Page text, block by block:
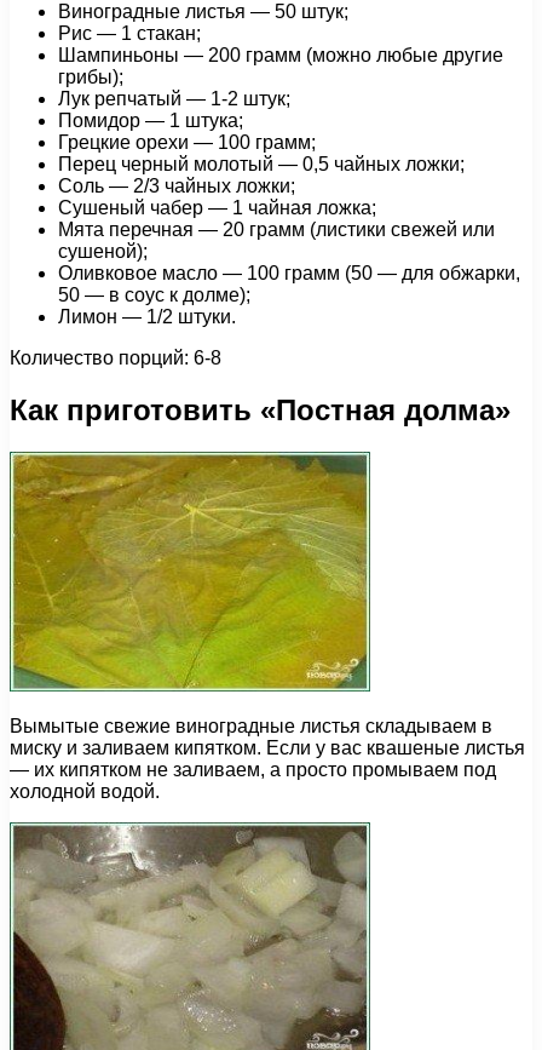
Виноградные листья — 50 штук;
Рис — 1 стакан;
Шампиньоны — 200 грамм (можно любые другие
грибы);
Лук репчатый — 1-2 штук;
Помидор — 1 штука;
Грецкие орехи — 100 грамм;
Перец черный молотый — 0,5 чайных ложки;
Соль — 2/3 чайных ложки;
Сушеный чабер — 1 чайная ложка;
Мята перечная — 20 грамм (листики свежей или
сушеной);
Оливковое масло — 100 грамм (50 — для обжарки,
50 — в соус к долме);
Лимон — 1/2 штуки.
Количество порций: 6-8
Как приготовить «Постная долма»
Вымытые свежие виноградные листья складываем в
миску и заливаем кипятком. Если у вас квашеные листья
— их кипятком не заливаем, а просто промываем под
холодной водой.